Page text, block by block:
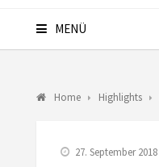
MENÜ
Home Highlights
27. September 2018